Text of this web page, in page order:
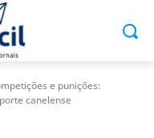
e punições:
canelense